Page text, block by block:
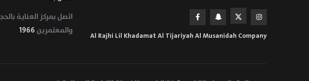
Al Rajhi Lil Khadamat Al Tijariyah Al Musanidah Company
اتصل بمركز العناية
والمعتمرين 1966